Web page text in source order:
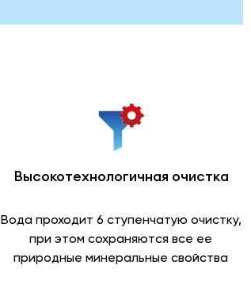
Высокотехнологичная очистка
Вода проходит 6 ступенчатую очистку,
при этом сохраняются все ее
природные минеральные свойства